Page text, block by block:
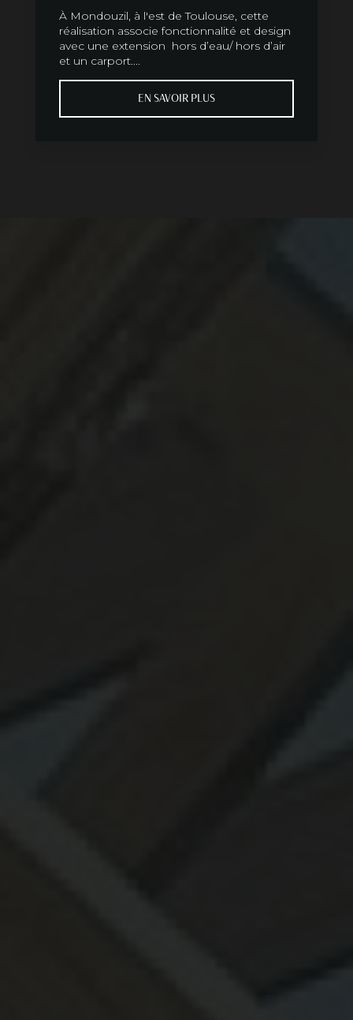
À Mondouzil, à l'est de Toulouse, cette
réalisation associe fonctionnalité et design
avec une extension hors d’eau/ hors d’air
et un carport....
EN SAVOIR PLUS